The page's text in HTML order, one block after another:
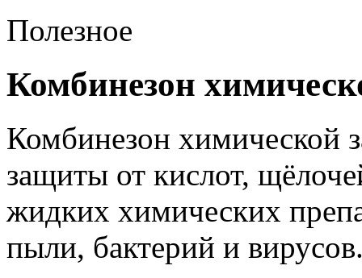
Полезное
Комбинезон
Комбинезон химической
защиты от кислот,
жидких химических
пыли, бактерий и